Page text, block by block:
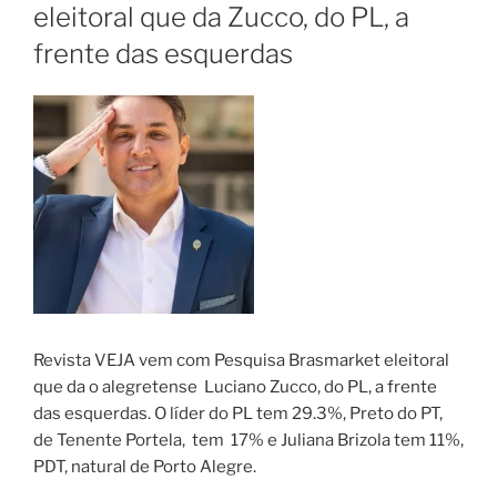
eleitoral que da Zucco, do PL, a
frente das esquerdas
Revista VEJA vem com Pesquisa Brasmarket eleitoral
que da o alegretense Luciano Zucco, do PL, a frente
das esquerdas. O líder do PL tem 29.3%, Preto do PT,
de Tenente Portela, tem 17% e Juliana Brizola tem 11%,
PDT, natural de Porto Alegre.